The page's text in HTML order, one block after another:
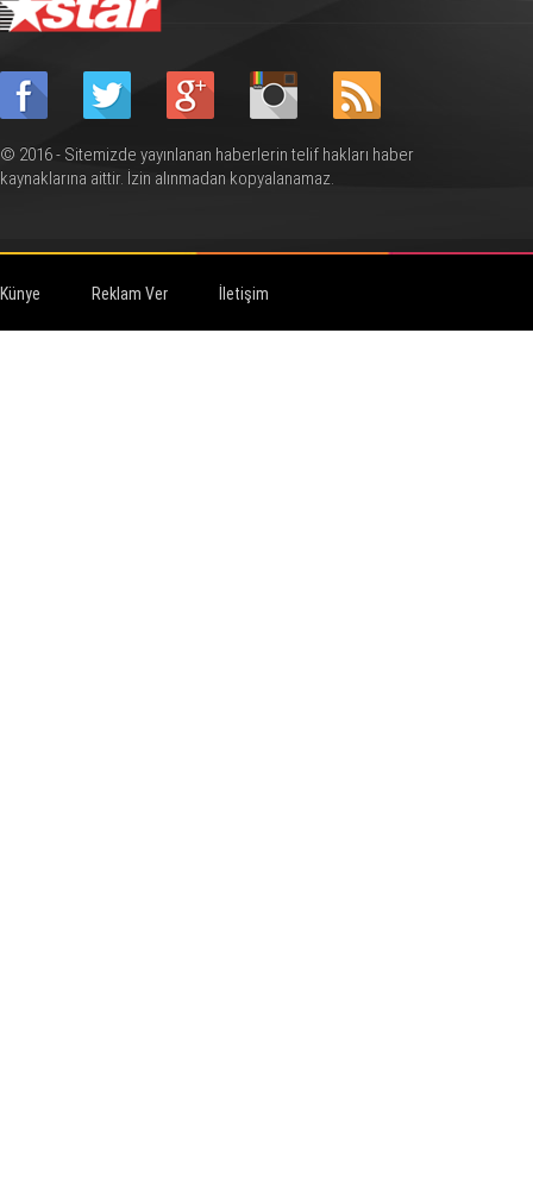
© 2016 - Sitemizde yayınlanan haberlerin telif hakları haber
kaynaklarına aittir. İzin alınmadan kopyalanamaz.
Künye Reklam Ver İletişim